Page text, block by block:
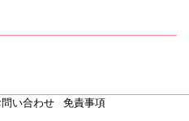
問い合わせ 免責事項